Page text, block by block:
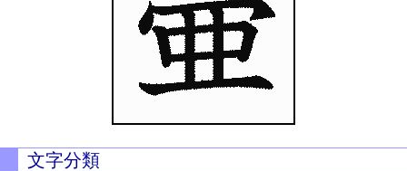
文字分類